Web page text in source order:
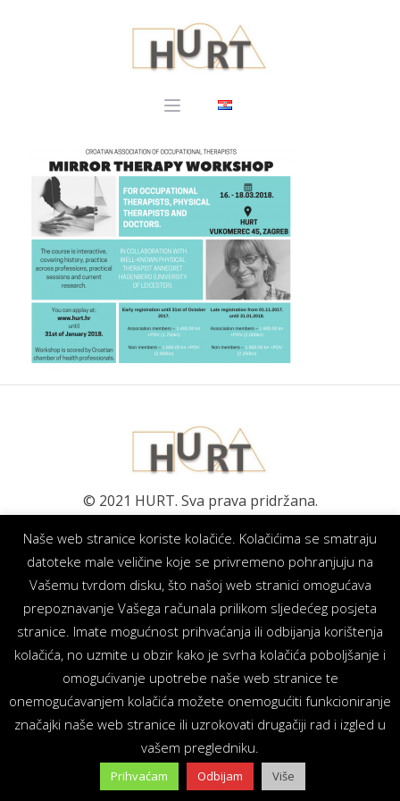
© 2021 HURT. Sva prava pridržana.
We at Social
Networks
Naše web stranice koriste kolačiće. Kolačićima se smatraju
datoteke male veličine koje se privremeno pohranjuju na
Vašemu tvrdom disku, što našoj web stranici omogućava
prepoznavanje Vašega računala prilikom sljedećeg posjeta
stranice. Imate mogućnost prihvaćanja ili odbijanja korištenja
kolačića, no uzmite u obzir kako je svrha kolačića poboljšanje i
omogućivanje upotrebe naše web stranice te
onemogućavanjem kolačića možete onemogućiti funkcioniranje
značajki naše web stranice ili uzrokovati drugačiji rad i izgled u
vašem pregledniku.
Prihvaćam Odbijam Više